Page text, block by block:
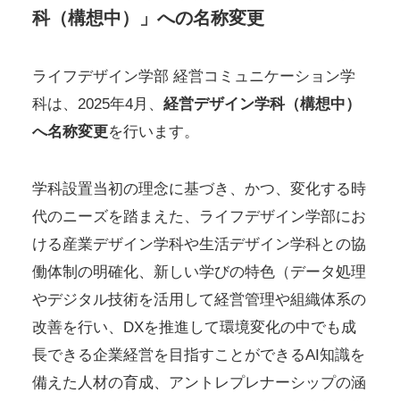
科（構想中）」への名称変更
ライフデザイン学部 経営コミュニケーション学
科は、2025年4月、 経営デザイン学科（構想中）
へ名称変更を行います。
学科設置当初の理念に基づき、かつ、変化する時
代のニーズを踏まえた、ライフデザイン学部にお
ける産業デザイン学科や生活デザイン学科との協
働体制の明確化、新しい学びの特色（データ処理
やデジタル技術を活用して経営管理や組織体系の
改善を行い、DXを推進して環境変化の中でも成
長できる企業経営を目指すことができるAI知識を
備えた人材の育成、アントレプレナーシップの涵